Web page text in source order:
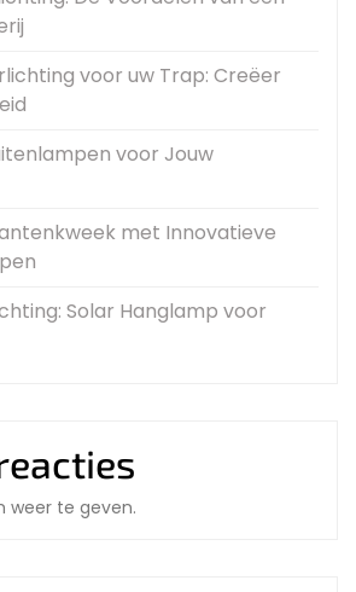
voor uw Trap: Creëer
voor Jouw
met Innovatieve
Solar Hanglamp voor
weer te geven.